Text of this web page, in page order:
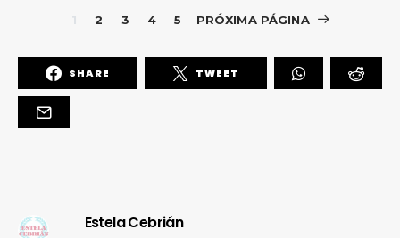
1 2 3 4 5 PRÓXIMA PÁGINA
SHARE TWEET
Estela Cebrián